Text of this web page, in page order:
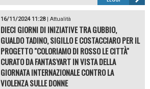
16/11/2024 11:28| Attualità
DIECI GIORNI DI INIZIATIVE TRA GUBBIO,
GUALDO TADINO, SIGILLO E COSTACCIARO PER IL
PROGETTO "COLORIAMO DI ROSSO LE CITTÀ"
CURATO DA FANTASYART IN VISTA DELLA
GIORNATA INTERNAZIONALE CONTRO LA
VIOLENZA SULLE DONNE